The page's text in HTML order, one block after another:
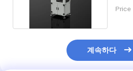
Price
계속하다